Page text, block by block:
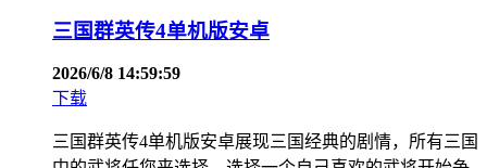
三国群英传4单机版安卓
2026/6/8 14:59:59
下载
三国群英传4单机版安卓展现三国经典的剧情，所有三国